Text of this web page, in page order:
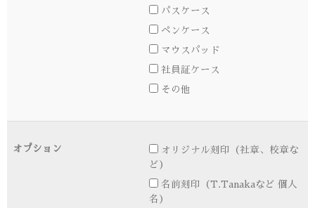
パスケース
ペンケース
マウスパッド
社員証ケース
その他
オプション
オリジナル刻印（社章、校章な
ど）
名前刻印（T.Tanakaなど 個人
名）